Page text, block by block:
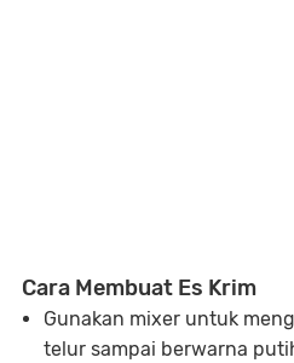
Cara Membuat Es Krim
Gunakan mixer untuk
telur sampai berwarna